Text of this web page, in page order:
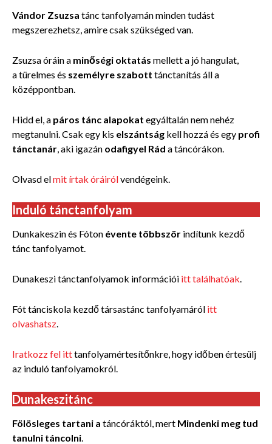
Vándor Zsuzsa tánc tanfolyamán minden tudást
megszerezhetsz, amire csak szükséged van.
Zsuzsa óráin a minőségi oktatás mellett a jó hangulat,
a türelmes és személyre szabott tánctanítás áll a
középpontban.
Hidd el, a páros tánc alapokat egyáltalán nem nehéz
megtanulni. Csak egy kis elszántság kell hozzá és egy profi
tánctanár, aki igazán odafigyel Rád a táncórákon.
Olvasd elmit írtak óráirólvendégeink.
Induló tánctanfolyam
Dunkakeszin és Fóton évente többször indítunk kezdő
tánc tanfolyamot.
Dunakeszi tánctanfolyamok információi itt találhatóak.
Fót tánciskola kezdő társastánc tanfolyamáról itt
olvashatsz.
Iratkozz fel itttanfolyamértesítőnkre, hogy időben értesülj
az induló tanfolyamokról.
Dunakeszitánc
Fölösleges tartani a táncóráktól, mert Mindenki meg tud
tanulni táncolni.